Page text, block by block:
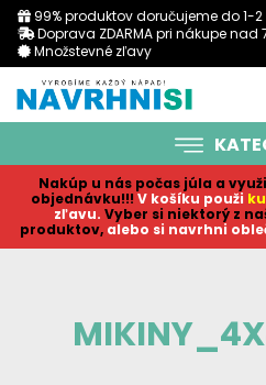
99% produktov doručujeme do 1-
Doprava ZDARMA pri nákupe nad
Množstevné zľavy
Nakúp u nás počas júla a využi
objednávku!!! V košíku použi
zľavu. Vyber si niektorý z
produktov, alebo si navrhni